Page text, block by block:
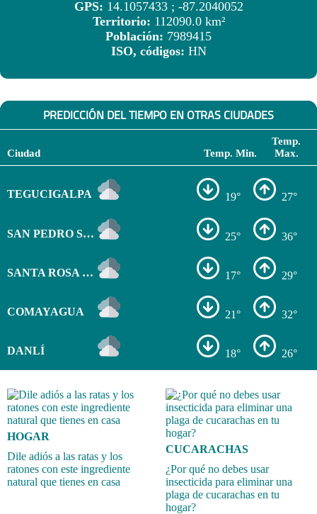
GPS: 14.1057433 ; -87.2040052
Territorio: 112090.0 km²
Población: 7989415
ISO, códigos: HN
PREDICCIÓN DEL TIEMPO EN OTRAS CIUDADES
Ciudad Temp. Min.
Temp.
Max.
TEGUCIGALPA 19° 27°
SAN PEDRO SULA 25° 36°
SANTA ROSA DE COPÁN 17° 29°
COMAYAGUA 21° 32°
DANLÍ 18° 26°
HOGAR
Dile adiós a las ratas y los
ratones con este ingrediente
natural que tienes en casa
CUCARACHAS
¿Por qué no debes usar
insecticida para eliminar una
plaga de cucarachas en tu
hogar?